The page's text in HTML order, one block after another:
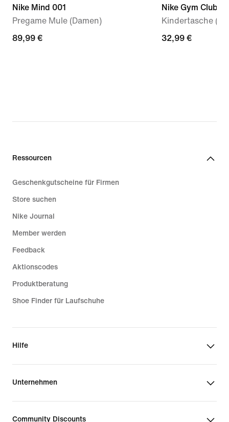
Nike Mind 001
Pregame Mule (Damen)
89,99 €
89,99 €
Nike Gym Club
Kindertasche (25
32,99 €
32,99 €
Ressourcen
Geschenkgutscheine für Firmen
Store suchen
Nike Journal
Member werden
Feedback
Aktionscodes
Produktberatung
Shoe Finder für Laufschuhe
Hilfe
Unternehmen
Community Discounts